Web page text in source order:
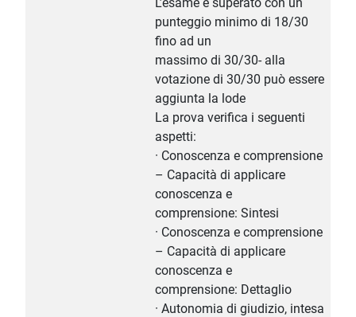
L’esame è superato con un
punteggio minimo di 18/30
fino ad un
massimo di 30/30- alla
votazione di 30/30 può essere
aggiunta la lode
La prova verifica i seguenti
aspetti:
· Conoscenza e comprensione
– Capacità di applicare
conoscenza e
comprensione: Sintesi
· Conoscenza e comprensione
– Capacità di applicare
conoscenza e
comprensione: Dettaglio
· Autonomia di giudizio, intesa